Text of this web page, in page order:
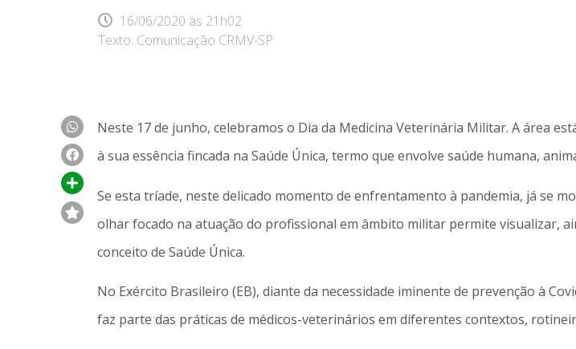
16/06/2020 às 21h02
Texto: Comunicação CRMV-SP
Neste 17 de junho, celebramos o Dia da Medicina Veterinária Militar. A área
à sua essência fincada na Saúde Única, termo que envolve saúde humana,
Se esta tríade, neste delicado momento de enfrentamento à pandemia, já se
olhar focado na atuação do profissional em âmbito militar permite visualizar,
conceito de Saúde Única.
No Exército Brasileiro (EB), diante da necessidade iminente de prevenção à
faz parte das práticas de médicos-veterinários em diferentes contextos,